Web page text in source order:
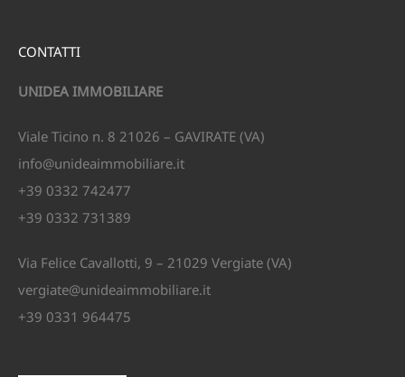
CONTATTI
UNIDEA IMMOBILIARE
Viale Ticino n. 8 21026 – GAVIRATE (VA)
info@unideaimmobiliare.it
+39 0332 742477
+39 0332 731389
Via Felice Cavallotti, 9 – 21029 Vergiate (VA)
vergiate@unideaimmobiliare.it
+39 0331 964475